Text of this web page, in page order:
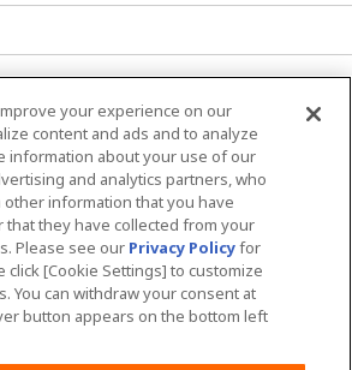
内
ムーニーの編集ポリシー
ップ
Global Website
お問い合わせ
プライバシーポリシー
ガイドライ
障がいの表記について
your experience on our
content and ads and to analyze
information about your use of our
and analytics partners, who
other information that you have
that they have collected from your
Please see our Privacy Policyfor
click [Cookie Settings] to customize
You can withdraw your consent at
button appears on the bottom left